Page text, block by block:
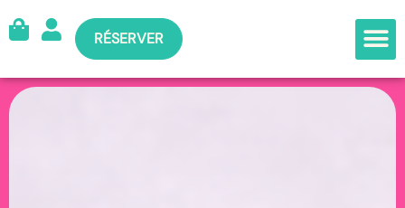
RÉSERVER